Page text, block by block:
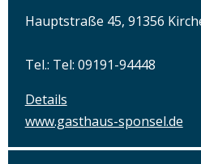
Hauptstraße 45, 91356
Tel.: Tel: 09191-94448
Details
www.gasthaus-sponsel.de